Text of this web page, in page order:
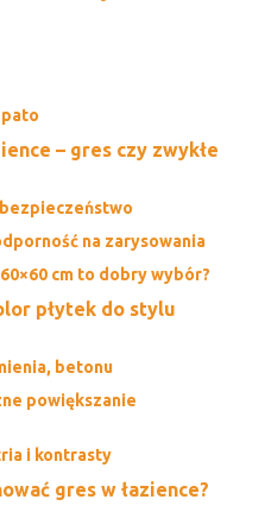
– gres czy zwykłe
na zarysowania
cm to dobry wybór?
płytek do stylu
betonu
powiększanie
i kontrasty
gres w łazience?